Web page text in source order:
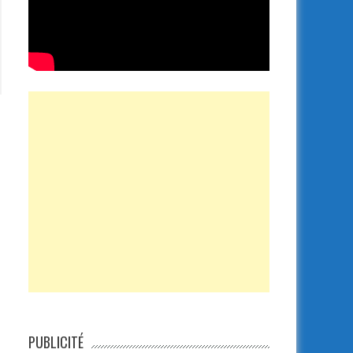
PUBLICITÉ